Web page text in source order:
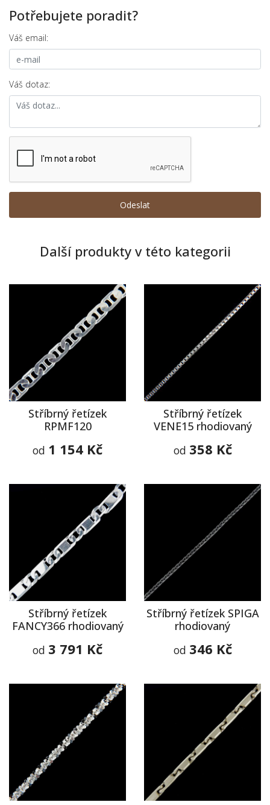
Potřebujete poradit?
Váš email:
Váš dotaz:
Další produkty v této kategorii
Stříbrný řetízek
RPMF120
od 1 154 Kč
Stříbrný řetízek
VENE15 rhodiovaný
od 358 Kč
Stříbrný řetízek
FANCY366 rhodiovaný
od 3 791 Kč
Stříbrný řetízek SPIGA
rhodiovaný
od 346 Kč